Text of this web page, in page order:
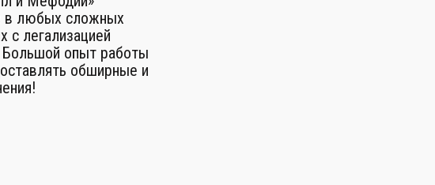
в любых сложных
с легализацией
опыт работы
обширные и